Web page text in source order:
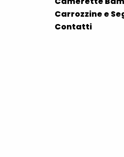
Carrozzine e
Contatti